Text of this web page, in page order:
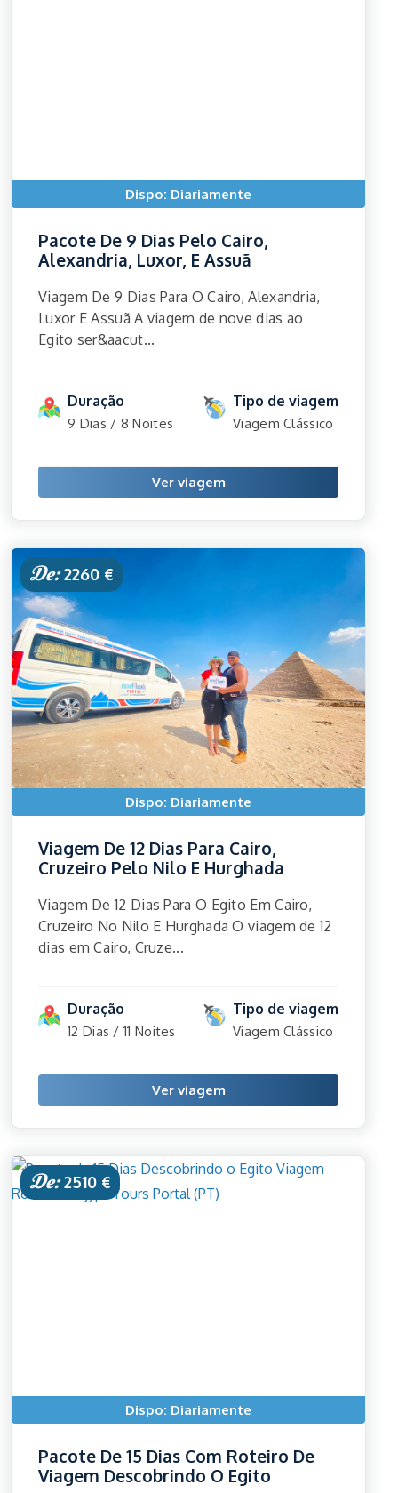
Dispo: Diariamente
Pacote De 9 Dias Pelo Cairo,
Alexandria, Luxor, E Assuã
Viagem De 9 Dias Para O Cairo, Alexandria,
Luxor E Assuã A viagem de nove dias ao
Egito ser&aacut...
Duração
9 Dias / 8 Noites
Tipo de viagem
Viagem Clássico
Ver viagem
De:2260 €
Dispo: Diariamente
Viagem De 12 Dias Para Cairo,
Cruzeiro Pelo Nilo E Hurghada
Viagem De 12 Dias Para O Egito Em Cairo,
Cruzeiro No Nilo E Hurghada O viagem de 12
dias em Cairo, Cruze...
Duração
12 Dias / 11 Noites
Tipo de viagem
Viagem Clássico
Ver viagem
De:2510 €
Dispo: Diariamente
Pacote De 15 Dias Com Roteiro De
Viagem Descobrindo O Egito